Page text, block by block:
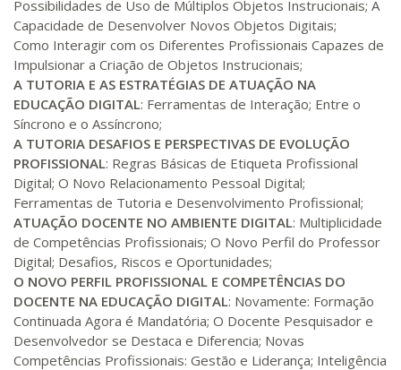
Possibilidades de Uso de Múltiplos Objetos Instrucionais; A
Capacidade de Desenvolver Novos Objetos Digitais;
Como Interagir com os Diferentes Profissionais Capazes de
Impulsionar a Criação de Objetos Instrucionais;
A TUTORIA E AS ESTRATÉGIAS DE ATUAÇÃO NA
EDUCAÇÃO DIGITAL: Ferramentas de Interação; Entre o
Síncrono e o Assíncrono;
A TUTORIA DESAFIOS E PERSPECTIVAS DE EVOLUÇÃO
PROFISSIONAL: Regras Básicas de Etiqueta Profissional
Digital; O Novo Relacionamento Pessoal Digital;
Ferramentas de Tutoria e Desenvolvimento Profissional;
ATUAÇÃO DOCENTE NO AMBIENTE DIGITAL: Multiplicidade
de Competências Profissionais; O Novo Perfil do Professor
Digital; Desafios, Riscos e Oportunidades;
O NOVO PERFIL PROFISSIONAL E COMPETÊNCIAS DO
DOCENTE NA EDUCAÇÃO DIGITAL: Novamente: Formação
Continuada Agora é Mandatória; O Docente Pesquisador e
Desenvolvedor se Destaca e Diferencia; Novas
Competências Profissionais: Gestão e Liderança; Inteligência